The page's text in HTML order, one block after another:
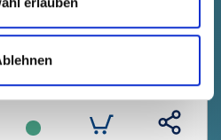
20700730000